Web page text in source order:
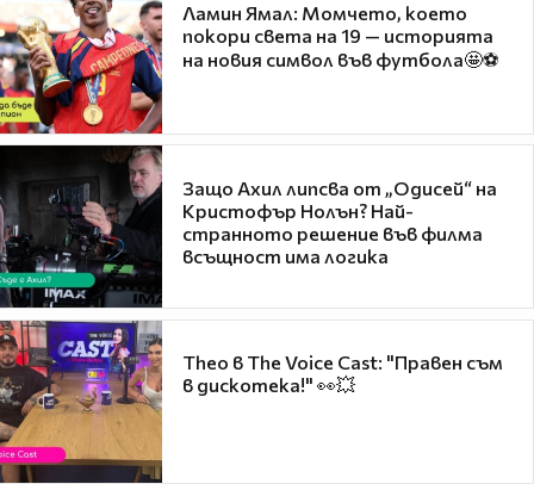
Ламин Ямал: Момчето, което
покори света на 19 — историята
на новия символ във футбола🤩⚽
Защо Ахил липсва от „Одисей“ на
Кристофър Нолън? Най-
странното решение във филма
всъщност има логика
Theo в The Voice Cast: "Правен съм
в дискотека!" 👀💥